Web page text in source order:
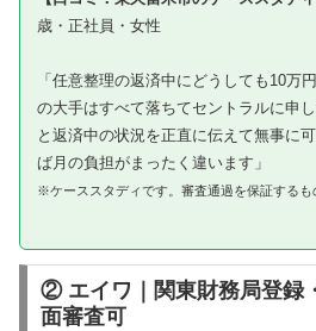
歳・正社員・女性
「任意整理の返済中にどうしても10万
の大手はすべて落ちてセントラルに申
と返済中の状況を正直に伝えて無事に
ば月の負担がまったく違います」
※ケーススタディです。審査通過を保証するも
② エイワ｜関東財務局登録
面審査可